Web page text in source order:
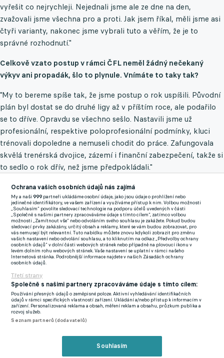
vyřešit co nejrychleji. Nejednali jsme ale ze dne na den,
zvažovali jsme všechna pro a proti. Jak jsem říkal, měli jsme asi
čtyři varianty, nakonec jsme vybrali tuto a věřím, že je to
správné rozhodnutí."
Celkově vzato postup v rámci ČFL neměl žádný nečekaný
výkyv ani propadák, šlo to plynule. Vnímáte to taky tak?
"My to bereme spíše tak, že jsme postup o rok uspíšili. Původní
plán byl dostat se do druhé ligy až v příštím roce, ale podařilo
se to dříve. Opravdu se všechno sešlo. Nastavili jsme už
profesionální, respektive poloprofesionální podmínky, kluci
trénovali dopoledne a nemuseli chodit do práce. Zafungovala
skvělá trenérská dvojice, zázemí i finanční zabezpečení, takže si
to sedlo o rok dřív, než jsme předpokládali."
Když se člověk podívá na týmy postupující do druhé ligy, jsou
to v drtivé většině ty, které najedou na profi režim. Potvrdil
byste, že to jinak ani nejde?
"Přesně tak, to mohu stoprocentně potvrdit. Prakticky jsme na
to naplno najeli až v poslední sezoně a s příchodem Davida
Jarolíma už to bylo dané vyloženě natvrdo."
Velkým otazníkem bývá u postupujících infrastruktura. Jak jste
na tom?
"Když si přečtete podmínky LFA pro stadiony ve druhé a třetí
stadionu máme nově vybudované osvětlení, které sice splňuje
Ochrana vašich osobních údajů nás zajímá
My a naši999 partneři ukládáme osobní údaje, jako jsou údaje o prohlížení nebo
jedinečné identifikátory, ve vašem zařízení a využíváme přístup k nim. Volbou možnosti
„Souhlasím“ povolíte sledovací technologie na podporu účelů uvedených v části
„Společně s našimi partnery zpracováváme údaje s tímto cílem“, zatímco volbou
možnosti „Zamítnout vše“ nebo odvoláním svého souhlasu je zakážete. Pokud budou
sledovací prvky zakázány, určitý obsah a reklamy, které se vám budou zobrazovat, pro
vás nemusejí být relevantní. Tuto nabídku můžete znovu kdykoli zobrazit pro změnu
vašich nastavení nebo odvolání souhlasu, a to kliknutím na odkaz „Předvolby ochrany
osobních údajů“ v dolní části webových stránek nebo případně na plovoucí ikonu v
levém dolním rohu webových stránek. Vaše nastavení se uplatní v rámci našeho
Internetová stránka. Podrobnější informace najdete v našich Zásadách ochrany
osobních údajů.
Třetí strany
Společně s našimi partnery zpracováváme údaje s tímto cílem:
Používání přesných údajů o zeměpisné poloze. Aktivní vyhledávání identifikačních
údajů v rámci specifických vlastností zařízení. Ukládání a/nebo přístup k informacím v
zařízení. Personalizovaná reklama a obsah, měření reklam a obsahu, průzkum publika a
rozvoj služeb.
Seznam partnerů (dodavatelů)
Souhlasím